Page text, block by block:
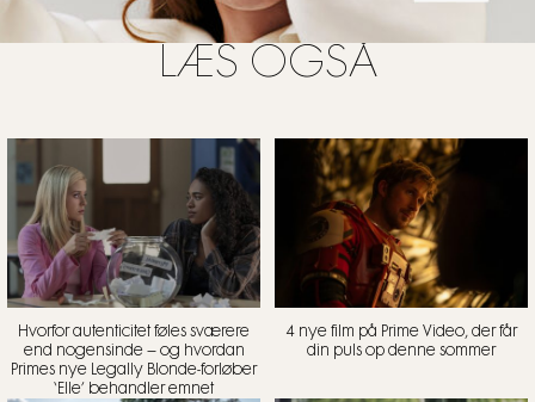
LÆS OGSÅ
Hvorfor autenticitet føles sværere
end nogensinde – og hvordan
Primes nye Legally Blonde-forløber
‘Elle’ behandler emnet
4 nye film på Prime Video, der får
din puls op denne sommer